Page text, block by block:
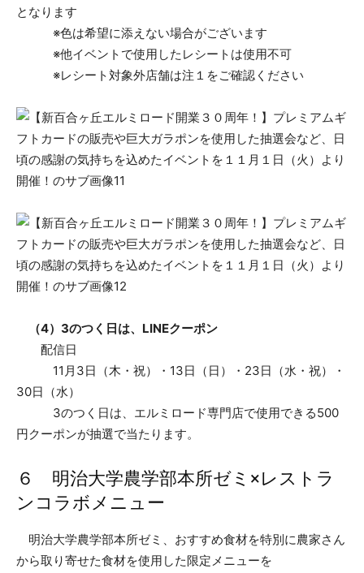
となります
※色は希望に添えない場合がございます
※他イベントで使用したレシートは使用不可
※レシート対象外店舗は注１をご確認ください
（4）3のつく日は、LINEクーポン
配信日
11月3日（木・祝）・13日（日）・23日（水・祝）・
30日（水）
3のつく日は、エルミロード専門店で使用できる500
円クーポンが抽選で当たります。
６ 明治大学農学部本所ゼミ×レストラ
ンコラボメニュー
明治大学農学部本所ゼミ、おすすめ食材を特別に農家さん
から取り寄せた食材を使用した限定メニューを